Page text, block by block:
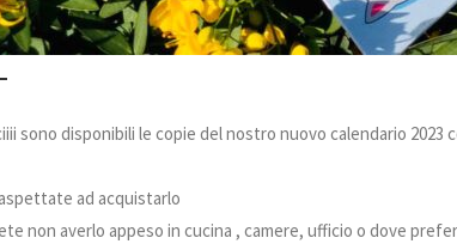
sono disponibili le copie del nostro nuovo calendario
ad acquistarlo
non averlo appeso in cucina , camere, ufficio o dove